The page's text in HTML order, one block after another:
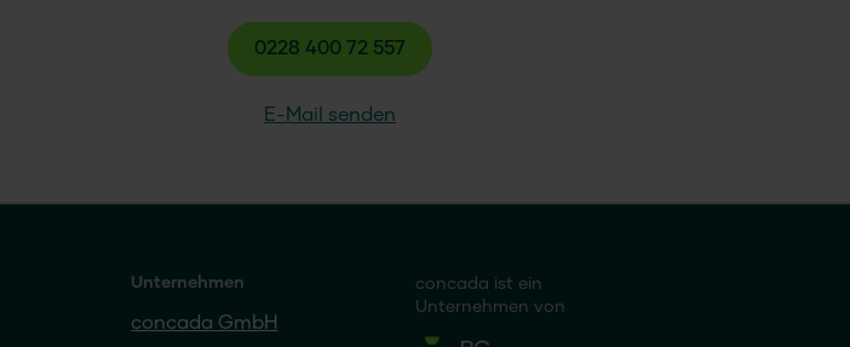
0228 400 72 557
E-Mail senden
Unternehmen
concada GmbH
concada ist ein
Unternehmen von